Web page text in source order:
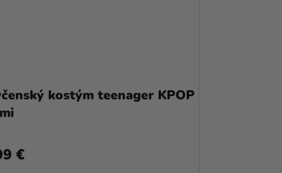
kostým teenager KPOP
€